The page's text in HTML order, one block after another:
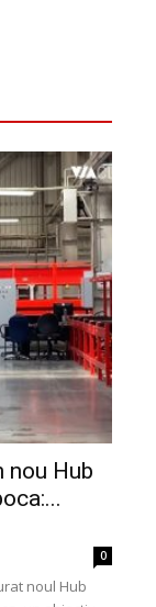
nou Hub
0
noul Hub